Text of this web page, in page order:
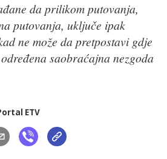
da prilikom putovanja,
putovanja, uključe ipak
ne može da pretpostavi gdje
saobraćajna nezgoda
ETV